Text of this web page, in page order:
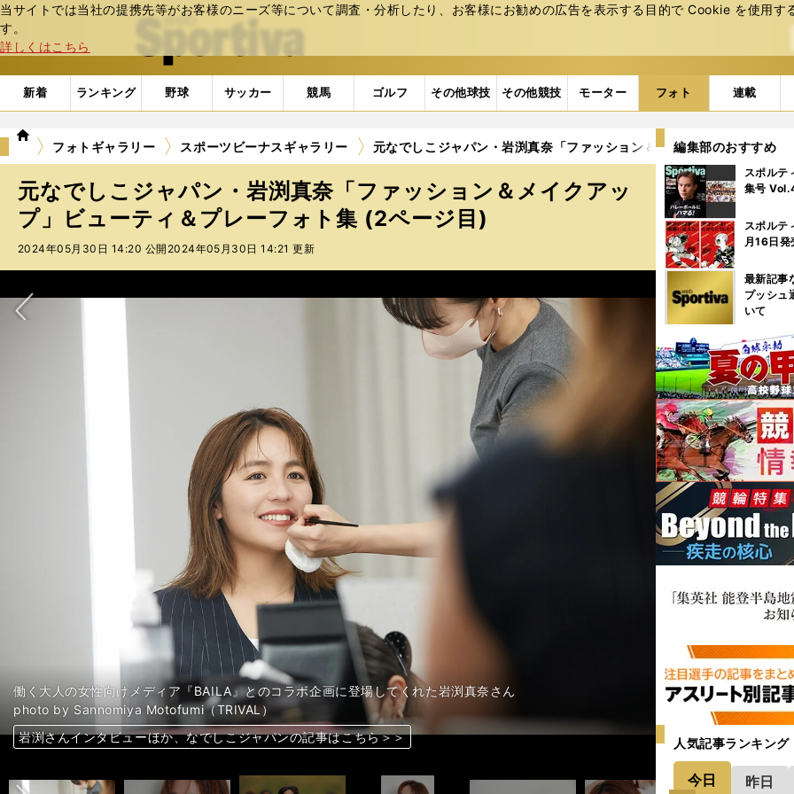
当サイトでは当社の提携先等がお客様のニーズ等について調査・分析したり、お客様にお勧めの広告を表⽰する⽬的で Cookie を使⽤す
す。
詳しくはこちら
web Sportiva (webスポルティーバ)
新着 ランキング 野球 サッカー 競馬 ゴルフ その他球技 その他競技 モーター フォト 連載
we
ポ
ル
テ
ィ
ー
フォトギャラリー スポーツビーナスギャラリー 元なでしこジャパン・岩渕真奈「ファッション＆メイクアップ」ビュ
元なでしこジャパン・岩渕真奈「ファッション＆メイクアッ
プ」ビューティ＆プレーフォト集 (2ページ目)
2024年05月30日 14:20 公開 2024年05月30日 14:21 更新
岩渕さんインタビューほか、なでしこジャパンの記事はこちら＞＞
働く大人の女性向けメディア『BAILA』とのコラボ企画に登場してくれた岩渕真奈さん
photo by Sannomiya Motofumi（TRIVAL）
岩渕さんインタビューほか、なでしこジャパンの記事はこちら＞＞
岩渕さんインタビューほか、なでしこジャパンの記事はこちら＞＞
岩渕さんインタビューほか、なでしこジャパンの記事はこちら＞＞
岩渕さんインタビューほか、なでしこジャパンの記事はこちら＞＞
岩渕さんインタビューほか、なでしこジャパンの記事はこちら＞＞
岩渕さんインタビューほか、なでしこジャパンの記事はこちら＞＞
岩渕さんインタビューほか、なでしこジャパンの記事はこちら＞＞
岩渕さんインタビューほか、なでしこジャパンの記事はこちら＞＞
岩渕さんインタビューほか、なでしこジャパンの記事はこちら＞＞
岩渕さんインタビューほか、なでしこジャパンの記事はこちら＞＞
前へ
編集部のおすすめ
スポル
集号
スポル
月16日発
最新記
プッシュ
いて
人気記事ランキング
今日 昨日